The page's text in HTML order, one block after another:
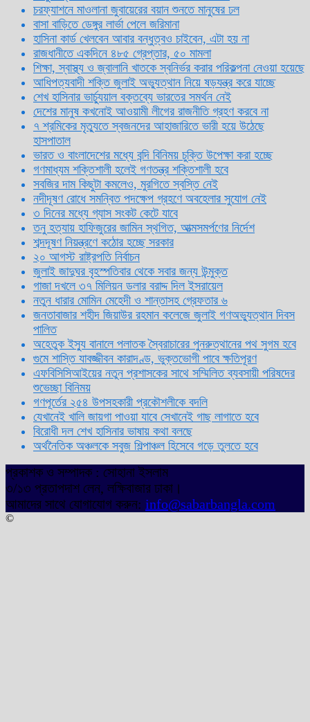
চরফ্যাশনে মাওলানা জুবায়েরের বয়ান শুনতে মানুষের ঢল
বাসা বাড়িতে ডেঙ্গুর লার্ভা পেলে জরিমানা
হাসিনা কার্ড খেলবেন আবার বন্ধুত্বও চাইবেন, এটা হয় না
রাজধানীতে একদিনে ৪৮৫ গ্রেপ্তার, ৫০ মামলা
শিক্ষা, স্বাস্থ্য ও জ্বালানি খাতকে স্বনির্ভর করার পরিকল্পনা নেওয়া হয়েছে
আধিপত্যবাদী শক্তি জুলাই অভ্যুত্থান নিয়ে ষড়যন্ত্র করে যাচ্ছে
শেখ হাসিনার ভার্চ্যুয়াল বক্তব্যে ভারতের সমর্থন নেই
দেশের মানুষ কখনোই আওয়ামী লীগের রাজনীতি গ্রহণ করবে না
৭ শ্রমিকের মৃত্যুতে স্বজনদের আহাজারিতে ভারী হয়ে উঠেছে
হাসপাতাল
ভারত ও বাংলাদেশের মধ্যে বন্দি বিনিময় চুক্তি উপেক্ষা করা হচ্ছে
গণমাধ্যম শক্তিশালী হলেই গণতন্ত্র শক্তিশালী হবে
সবজির দাম কিছুটা কমলেও, মুরগিতে স্বস্তি নেই
নদীদূষণ রোধে সমন্বিত পদক্ষেপ গ্রহণে অবহেলার সুযোগ নেই
৩ দিনের মধ্যে গ্যাস সংকট কেটে যাবে
তনু হত্যায় হাফিজুরের জামিন স্থগিত, আত্মসমর্পণের নির্দেশ
শব্দদূষণ নিয়ন্ত্রণে কঠোর হচ্ছে সরকার
২০ আগস্ট রাষ্ট্রপতি নির্বাচন
জুলাই জাদুঘর বৃহস্পতিবার থেকে সবার জন্য উন্মুক্ত
গাজা দখলে ৩৭ মিলিয়ন ডলার বরাদ্দ দিল ইসরায়েল
নতুন ধারার মোমিন মেহেদী ও শান্তাসহ গ্রেফতার ৬
জনতাবাজার শহীদ জিয়াউর রহমান কলেজে জুলাই গণঅভ্যুত্থান দিবস
পালিত
অহেতুক ইস্যু বানালে পলাতক স্বৈরাচারের পুনরুত্থানের পথ সুগম হবে
গুমে শাস্তি যাবজ্জীবন কারাদণ্ড, ভুক্তভোগী পাবে ক্ষতিপূরণ
এফবিসিসিআইয়ের নতুন প্রশাসকের সাথে সম্মিলিত ব্যবসায়ী পরিষদের
শুভেচ্ছা বিনিময়
গণপূর্তের ২৫৪ উপসহকারী প্রকৌশলীকে বদলি
যেখানেই খালি জায়গা পাওয়া যাবে সেখানেই গাছ লাগাতে হবে
বিরোধী দল শেখ হাসিনার ভাষায় কথা বলছে
অর্থনৈতিক অঞ্চলকে সবুজ শিল্পাঞ্চল হিসেবে গড়ে তুলতে হবে
প্রকাশক ও সম্পাদক : সোহানা ইসলাম
৩/১৩ প্রতাপদাশ লেন, লক্ষিবাজার ঢাকা।
আমাদের সাথে যোগাযোগ করুন: info@sabarbangla.com
©